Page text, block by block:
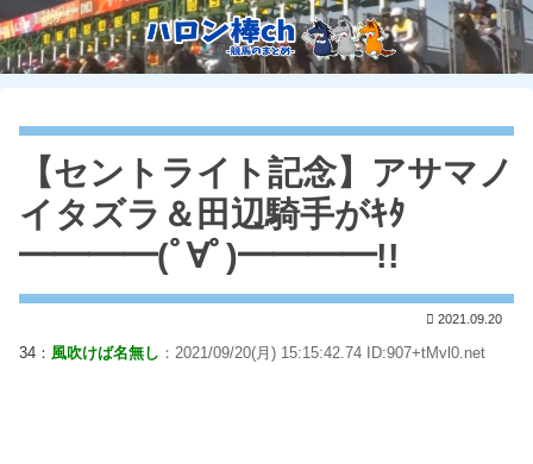
【セントライト記念】アサマノ
イタズラ＆田辺騎手がｷﾀ
━━━━(ﾟ∀ﾟ)━━━━!!
2021.09.20
34： 風吹けば名無し ：2021/09/20(月) 15:15:42.74 ID:907+tMvl0.net